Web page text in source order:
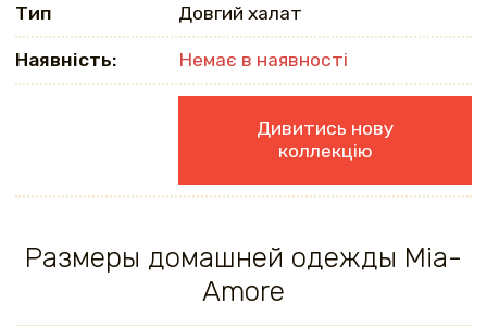
Тип Довгий халат
Наявність: Немає в наявності
Дивитись нову
коллекцію
Размеры домашней одежды Mia-
Amore